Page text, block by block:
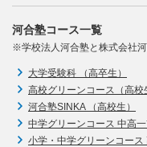
河合塾コース一覧
※学校法人河合塾と株式会社
大学受験科 （高卒生）
高校グリーンコース（高校
河合塾SINKA （高校生）
中学グリーンコース 中高一
小学・中学グリーンコース